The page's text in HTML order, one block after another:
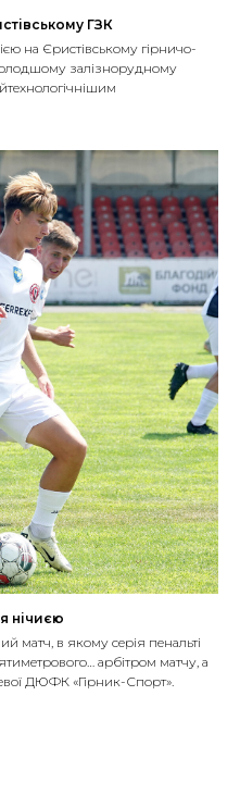
ГЗК
на Єристівському гірничо-
залізнорудному
нічиєю
матч, в якому серія пенальті
арбітром матчу, а
ДЮФК «Гірник-Спорт».